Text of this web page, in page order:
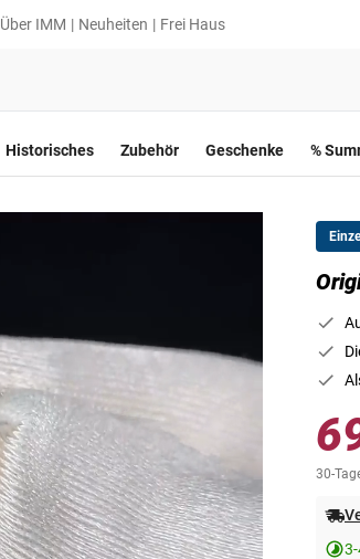
Über IMM Neuheiten Frei Haus
Historisches Zubehör Geschenke %
30-